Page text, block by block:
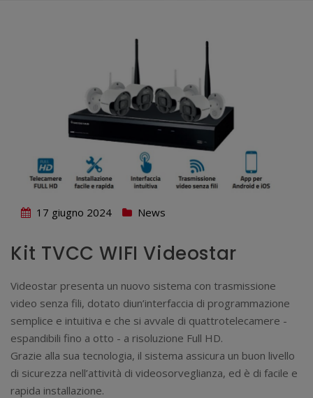
17 giugno 2024 News
Kit TVCC WIFI Videostar
Videostar presenta un nuovo sistema con trasmissione
video senza fili, dotato diun’interfaccia di programmazione
semplice e intuitiva e che si avvale di quattrotelecamere -
espandibili fino a otto - a risoluzione Full HD.
Grazie alla sua tecnologia, il sistema assicura un buon livello
di sicurezza nell’attività di videosorveglianza, ed è di facile e
rapida installazione.